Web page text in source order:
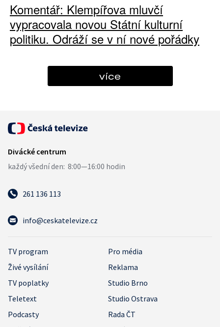
Komentář: Klempířova mluvčí
vypracovala novou Státní kulturní
politiku. Odráží se v ní nové pořádky
více
261 136 113
info@ceskatelevize.cz
TV program
Pro média
Živé vysílání
Reklama
TV poplatky
Studio Brno
Teletext
Studio Ostrava
Podcasty
Rada ČT